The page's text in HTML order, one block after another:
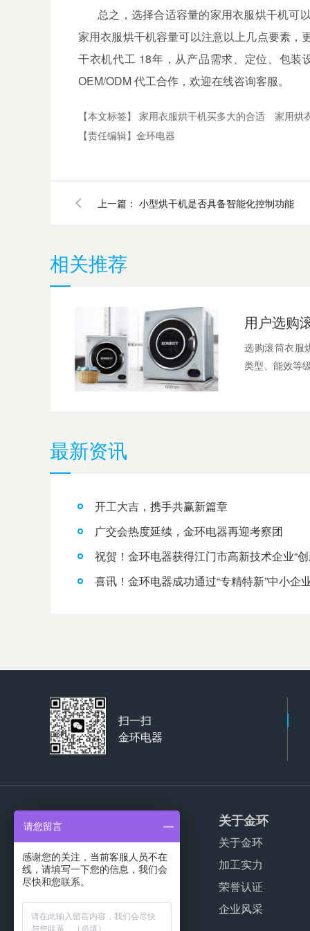
总之，选择合适容量的家用衣服烘干机可
家用衣服烘干机容量可以注意以上几点要素，
干衣机代工 18年，从产品需求、定位、包装
OEM/ODM代工合作，欢迎在线咨询客服。
【本文标签】 家用衣服烘干机买多大的合适
家用烘
【责任编辑】 金环电器
上一篇： 小型烘干机是否具备智能化控制功能
相关推荐
选购滚筒衣服
类型、能效等
最新资讯
开工大吉，携手共赢新篇章
广交会热度延续，金环电器再迎考察团
祝贺！金环电器获得江门市高新技术企业“
喜讯！金环电器成功通过“专精特新”中小企
扫一扫
金环电器
产品服务
家用干衣机代工
商用干衣机代工
波轮洗衣机代工
关于金环
关于金环
加工实力
荣誉认证
企业风采
请您留言
感谢您的关注，当前客服人员不在
线，请填写一下您的信息，我们会
尽快和您联系。